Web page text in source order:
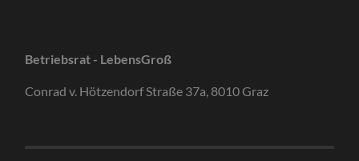
Betriebsrat - LebensGroß
Conrad v. Hötzendorf Straße 37a, 8010 Graz